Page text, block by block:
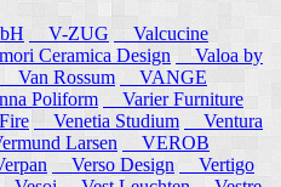
V-ZUG
Valcucine
Ceramica Design
Valoa by
Van Rossum
VANGE
Poliform
Varier Furniture
Venetia Studium
Ventura
Larsen
VEROB
Verso Design
Vertigo